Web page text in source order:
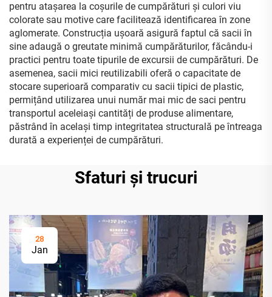
pentru atașarea la coșurile de cumpărături și culori viu
colorate sau motive care facilitează identificarea în zone
aglomerate. Construcția ușoară asigură faptul că sacii în
sine adaugă o greutate minimă cumpărăturilor, făcându-i
practici pentru toate tipurile de excursii de cumpărături. De
asemenea, sacii mici reutilizabili oferă o capacitate de
stocare superioară comparativ cu sacii tipici de plastic,
permițând utilizarea unui număr mai mic de saci pentru
transportul aceleiași cantități de produse alimentare,
păstrând în același timp integritatea structurală pe întreaga
durată a experienței de cumpărături.
Sfaturi și trucuri
28
Jan